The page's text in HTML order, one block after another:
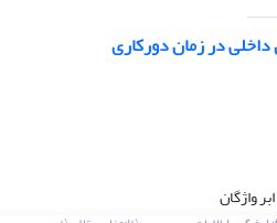
در زمان دورکاری
ابر واژگان